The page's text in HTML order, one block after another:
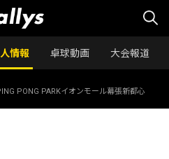
情報 卓球動画 大会報道
PONG PARKイオンモール幕張新都心